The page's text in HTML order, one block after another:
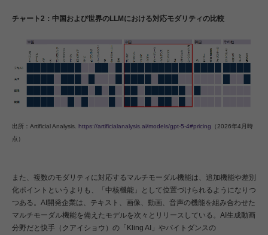
チャート2：中国および世界のLLMにおける対応モダリティの比較
出所：Artificial Analysis. https://artificialanalysis.ai/models/gpt-5-4#pricing （2026年4月時
点）
また、複数のモダリティに対応するマルチモーダル機能は、追加機能や差別
化ポイントというよりも、「中核機能」として位置づけられるようになりつ
つある。AI開発企業は、テキスト、画像、動画、音声の機能を組み合わせた
マルチモーダル機能を備えたモデルを次々とリリースしている。AI生成動画
分野だと快手（クアイショウ）の「Kling AI」やバイトダンスの